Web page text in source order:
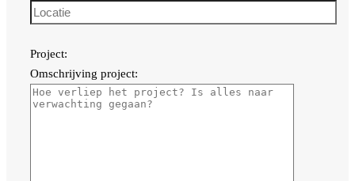
Project:
Omschrijving project: